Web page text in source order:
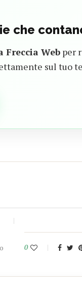
che
Freccia Web per
sul tuo
0